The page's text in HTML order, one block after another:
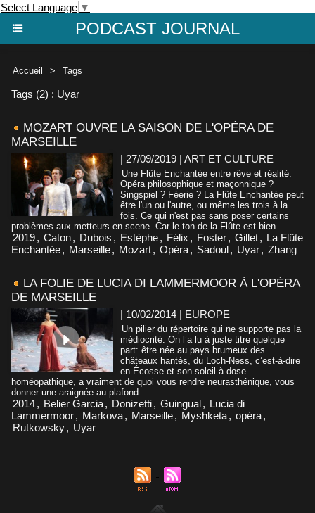
Select Language ▼
PODCAST JOURNAL
Accueil > Tags
Tags (2) : Uyar
MOZART OUVRE LA SAISON DE L'OPÉRA DE
MARSEILLE
| 27/09/2019 | ART ET CULTURE
Une Flûte Enchantée entre rêve et réalité.
Opéra philosophique et maçonnique ?
Singspiel ? Féerie ? La Flûte Enchantée peut
être l'un ou l'autre, ou même les trois à la
fois. Ce qui n'est pas sans poser certains
problèmes aux metteurs en scene. Car le ton de la Flûte est bien...
2019, Caton, Dubois , Estèphe, Félix , Foster, Gillet, La Flûte
Enchantée, Marseille, Mozart, Opéra, Sadoul, Uyar, Zhang
LA FOLIE DE LUCIA DI LAMMERMOOR À L'OPÉRA
DE MARSEILLE
| 10/02/2014 | EUROPE
Un pilier du répertoire qui ne supporte pas la
médiocrité. On l’a lu à juste titre quelque
part: être née au pays brumeux des
châteaux hantés, du Loch-Ness, c’est-à-dire
en Écosse et son soleil à dose
homéopathique, a vraiment de quoi vous rendre neurasthénique, vous
donner une araignée au plafond...
2014, Belier Garcia, Donizetti, Guingual, Lucia di
Lammermoor, Markova, Marseille, Myshketa, opéra,
Rutkowsky, Uyar